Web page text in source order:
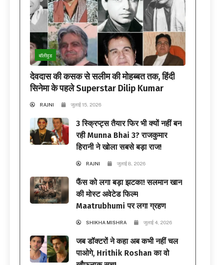
बॉलीवुड
देवदास की कसक से सलीम की मोहब्बत तक, हिंदी
सिनेमा के पहले Superstar Dilip Kumar
RAJNI जुलाई 15, 2026
3 स्क्रिप्ट्स तैयार फिर भी क्यों नहीं बन
रही Munna Bhai 3? राजकुमार
हिरानी ने खोला सबसे बड़ा राज!
RAJNI जुलाई 8, 2026
फैंस को लगा बड़ा झटका! सलमान खान
की मोस्ट अवेटेड फिल्म
Maatrubhumi पर लगा ग्रहण
SHIKHA MISHRA जुलाई 4, 2026
जब डॉक्टरों ने कहा अब कभी नहीं चल
पाओगे, Hrithik Roshan का वो